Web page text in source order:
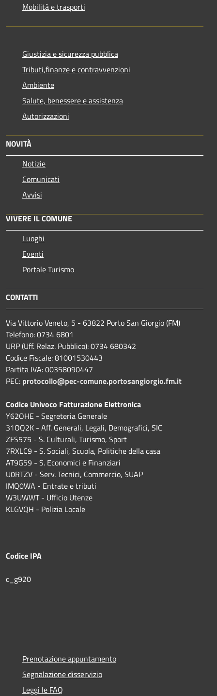
Mobilità e trasporti
Giustizia e sicurezza pubblica
Tributi,finanze e contravvenzioni
Ambiente
Salute, benessere e assistenza
Autorizzazioni
NOVITÀ
Notizie
Comunicati
Avvisi
VIVERE IL COMUNE
Luoghi
Eventi
Portale Turismo
CONTATTI
Via Vittorio Veneto, 5 - 63822 Porto San Giorgio (FM)
Telefono: 0734 6801
URP (Uff. Relaz. Pubblico): 0734 680342
Codice Fiscale: 81001530443
Partita IVA: 00358090447
PEC: protocollo@pec-comune.portosangiorgio.fm.it
Codice Univoco Fatturazione Elettronica
Y62OHE - Segreteria Generale
31OQ2K - Aff. Generali, Legali, Demografici, SIC
ZFS575 - S. Culturali, Turismo, Sport
7RXLC9 - S. Sociali, Scuola, Politiche della casa
AT9G59 - S. Economici e Finanziari
U0RTZV - Serv. Tecnici, Commercio, SUAP
IMQ0WA - Entrate e tributi
W3UWWT - Ufficio Utenze
KLGVQH - Polizia Locale
Codice IPA
c_g920
Prenotazione appuntamento
Segnalazione disservizio
Leggi le FAQ